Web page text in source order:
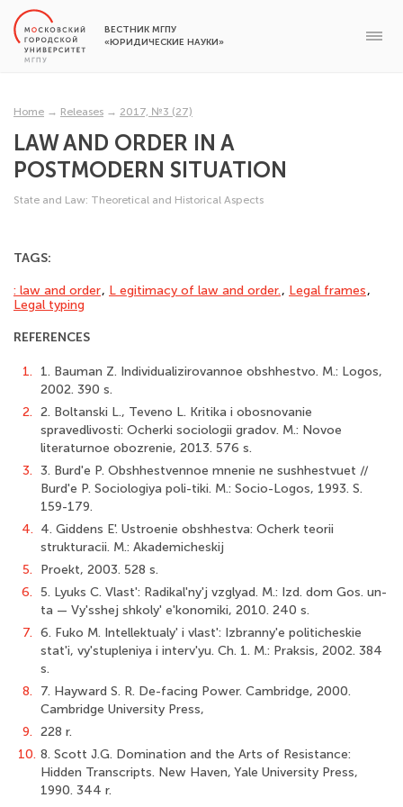
ВЕСТНИК МГПУ
«ЮРИДИЧЕСКИЕ НАУКИ»
Home → Releases → 2017, №3 (27)
LAW AND ORDER IN A
POSTMODERN SITUATION
State and Law: Theoretical and Historical Aspects
TAGS:
: law and order, L egitimacy of law and order., Legal frames,
Legal typing
REFERENCES
1.
1. Bauman Z. Individualizirovannoe obshhestvo. M.: Logos,
2002. 390 s.
2. 2. Boltanski L., Teveno L. Kritika i obosnovanie
spravedlivosti: Ocherki sociologii gradov. M.: Novoe
literaturnoe obozrenie, 2013. 576 s.
3. 3. Burd'e P. Obshhestvennoe mnenie ne sushhestvuet //
Burd'e P. Sociologiya poli-tiki. M.: Socio-Logos, 1993. S.
159-179.
4. 4. Giddens E'. Ustroenie obshhestva: Ocherk teorii
strukturacii. M.: Akademicheskij
5.
Proekt, 2003. 528 s.
6. 5. Lyuks C. Vlast': Radikal'ny'j vzglyad. M.: Izd. dom Gos. un-
ta — Vy'sshej shkoly' e'konomiki, 2010. 240 s.
7. 6. Fuko M. Intellektualy' i vlast': Izbranny'e politicheskie
stat'i, vy'stupleniya i interv'yu. Ch. 1. M.: Praksis, 2002. 384
s.
8.
7. Hayward S. R. De-facing Power. Cambridge, 2000.
Cambridge University Press,
9. 228 r.
10. 8. Scott J.G. Domination and the Arts of Resistance:
Hidden Transcripts. New Haven, Yale University Press,
1990. 344 r.